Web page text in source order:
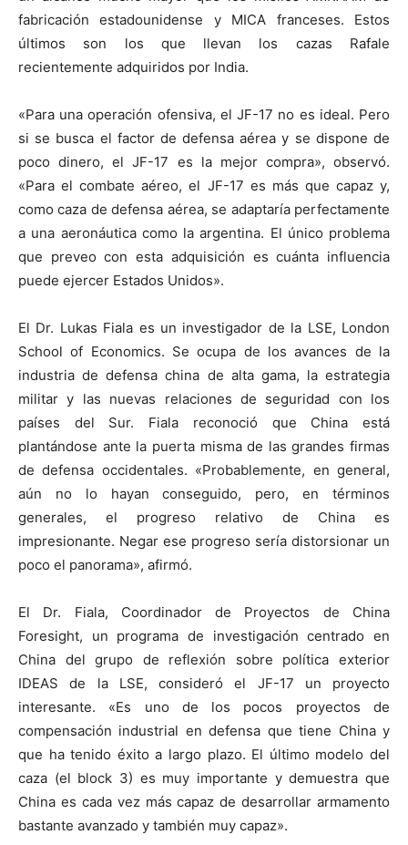
fabricación estadounidense y MICA franceses. Estos
últimos son los que llevan los cazas Rafale
recientemente adquiridos por India.
«Para una operación ofensiva, el JF-17 no es ideal. Pero
si se busca el factor de defensa aérea y se dispone de
poco dinero, el JF-17 es la mejor compra», observó.
«Para el combate aéreo, el JF-17 es más que capaz y,
como caza de defensa aérea, se adaptaría perfectamente
a una aeronáutica como la argentina. El único problema
que preveo con esta adquisición es cuánta influencia
puede ejercer Estados Unidos».
El Dr. Lukas Fiala es un investigador de la LSE, London
School of Economics. Se ocupa de los avances de la
industria de defensa china de alta gama, la estrategia
militar y las nuevas relaciones de seguridad con los
países del Sur. Fiala reconoció que China está
plantándose ante la puerta misma de las grandes firmas
de defensa occidentales. «Probablemente, en general,
aún no lo hayan conseguido, pero, en términos
generales, el progreso relativo de China es
impresionante. Negar ese progreso sería distorsionar un
poco el panorama», afirmó.
El Dr. Fiala, Coordinador de Proyectos de China
Foresight, un programa de investigación centrado en
China del grupo de reflexión sobre política exterior
IDEAS de la LSE, consideró el JF-17 un proyecto
interesante. «Es uno de los pocos proyectos de
compensación industrial en defensa que tiene China y
que ha tenido éxito a largo plazo. El último modelo del
caza (el block 3) es muy importante y demuestra que
China es cada vez más capaz de desarrollar armamento
bastante avanzado y también muy capaz».